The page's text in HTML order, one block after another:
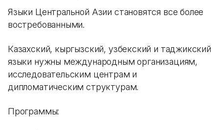
Языки Центральной Азии становятся все более
востребованными.
Казахский, кыргызский, узбекский и таджикский
языки нужны международным организациям,
исследовательским центрам и
дипломатическим структурам.
Программы: